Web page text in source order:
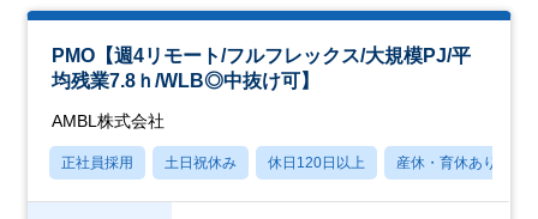
PMO【週4リモート/フルフレックス/大規模PJ/平
均残業7.8ｈ/WLB◎中抜け可】
AMBL株式会社
正社員採用 土日祝休み 休日120日以上 産休・育休あり